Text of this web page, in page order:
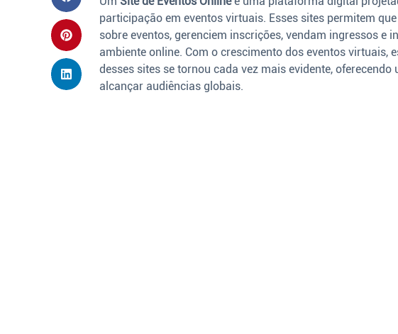
participação em eventos virtuais. Esses sites permitem
sobre eventos, gerenciem inscrições, vendam ingressos e
ambiente online. Com o crescimento dos eventos virtuais,
desses sites se tornou cada vez mais evidente,
alcançar audiências globais.